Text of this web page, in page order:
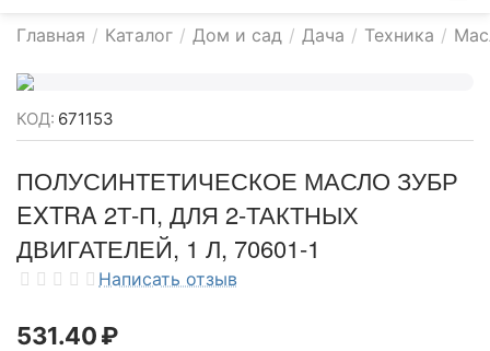
Главная / Каталог / Дом и сад / Дача / Техника /
КОД: 671153
ПОЛУСИНТЕТИЧЕСКОЕ МАСЛО ЗУБР
EXTRA 2Т-П, ДЛЯ 2-ТАКТНЫХ
ДВИГАТЕЛЕЙ, 1 Л, 70601-1
Написать отзыв
531.40₽